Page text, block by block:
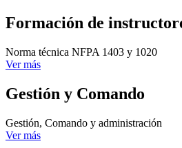
Formación de
Norma técnica NFPA 1403 y 1020
Ver más
Gestión y Comando
Gestión, Comando y administración
Ver más